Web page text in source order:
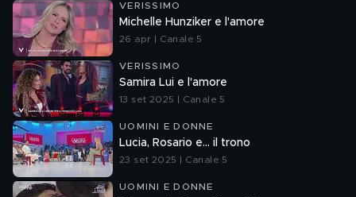
VERISSIMO
Michelle Hunziker e l'amore
26 apr | Canale 5
VERISSIMO
Samira Lui e l'amore
13 set 2025 | Canale 5
UOMINI E DONNE
Lucia, Rosario e... il trono
23 set 2025 | Canale 5
UOMINI E DONNE